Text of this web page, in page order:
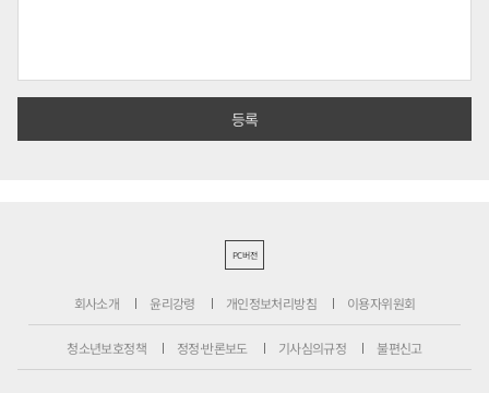
PC버전
회사소개 윤리강령 개인정보처리방침 이용자위원회
청소년보호정책 정정·반론보도 기사심의규정 불편신고